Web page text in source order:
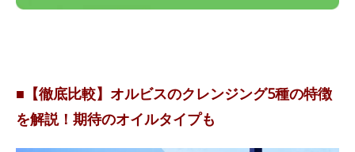
■【徹底比較】オルビスのクレンジング5種の特徴
を解説！期待のオイルタイプも